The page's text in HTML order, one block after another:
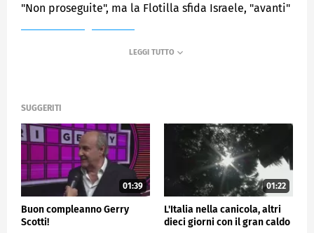
"Non proseguite", ma la Flotilla sfida Israele, "avanti"
SUGGERITI
01:39
Buon compleanno Gerry
Scotti!
01:22
L'Italia nella canicola, altri
dieci giorni con il gran caldo